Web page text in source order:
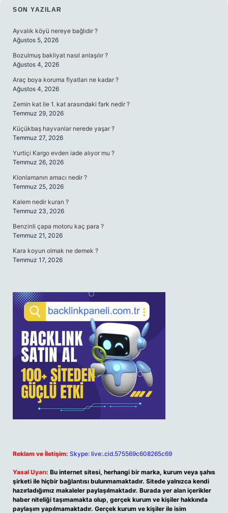
SIDEBAR
SON YAZILAR
Ayvalık köyü nereye bağlıdır ?
Ağustos 5, 2026
Bozulmuş bakliyat nasıl anlaşılır ?
Ağustos 4, 2026
Araç boya koruma fiyatları ne kadar ?
Ağustos 4, 2026
Zemin kat ile 1. kat arasındaki fark nedir ?
Temmuz 29, 2026
Küçükbaş hayvanlar nerede yaşar ?
Temmuz 27, 2026
Yurtiçi Kargo evden iade alıyor mu ?
Temmuz 26, 2026
Klonlamanın amacı nedir ?
Temmuz 25, 2026
Kalem nedir kuran ?
Temmuz 23, 2026
Benzinli çapa motoru kaç para ?
Temmuz 21, 2026
Kara koyun olmak ne demek ?
Temmuz 17, 2026
Reklam ve İletişim: Skype: live:.cid.575569c608265c69
Yasal Uyarı: Bu internet sitesi, herhangi bir marka, kurum veya şahıs
şirketi ile hiçbir bağlantısı bulunmamaktadır. Sitede yalnızca kendi
hazırladığımız makaleler paylaşılmaktadır. Burada yer alan içerikler
haber niteliği taşımamakta olup, gerçek kurum ve kişiler hakkında
paylaşım yapılmamaktadır. Gerçek kurum ve kişiler ile isim